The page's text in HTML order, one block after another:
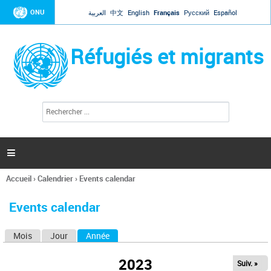
Jump to navigation
ONU العربية 中文 English Français Русский Español
Réfugiés et migrants
l
c
h
e

Vous
ici
Accueil›Calendrier› Events calendar
Events calendar
Mois Jour Année
2023 Suiv. »